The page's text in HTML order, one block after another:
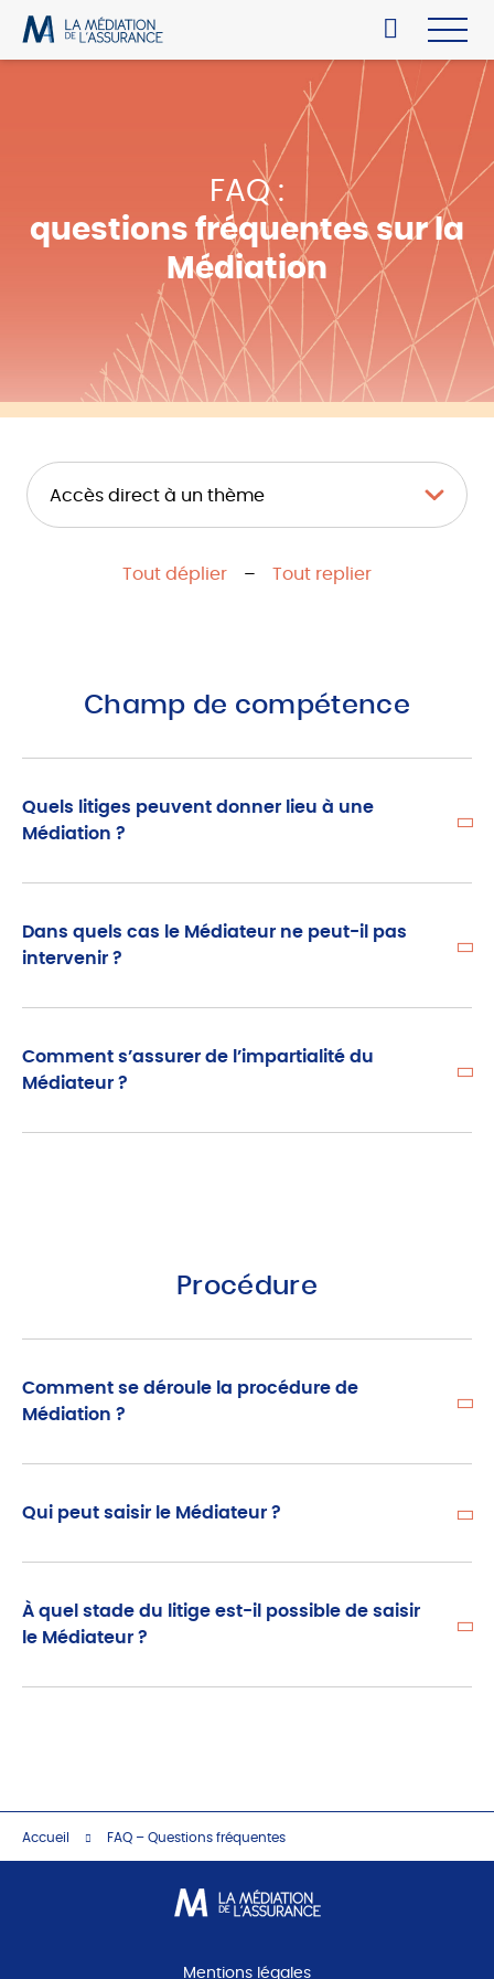
FAQ :
questions fréquentes sur la
Médiation
Tout déplier – Tout replier
Champ de compétence
Quels litiges peuvent donner lieu à une
Médiation ?
Dans quels cas le Médiateur ne peut-il pas
intervenir ?
Comment s’assurer de l’impartialité du
Médiateur ?
Procédure
Comment se déroule la procédure de
Médiation ?
Qui peut saisir le Médiateur ?
À quel stade du litige est-il possible de saisir
le Médiateur ?
Accueil FAQ – Questions fréquentes
Mentions légales